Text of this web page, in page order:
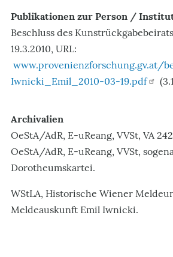
Publikationen zur Person /
Beschluss des
19.3.2010, URL:
www.provenienzforschung.gv.at/
Iwnicki_Emil_2010-03-19.pdf
Archivalien
OeStA/AdR, E-uReang, VVSt, VA
OeStA/AdR, E-uReang, VVSt,
Dorotheumskartei.
WStLA, Historische Wiener
Meldeauskunft Emil Iwnicki.